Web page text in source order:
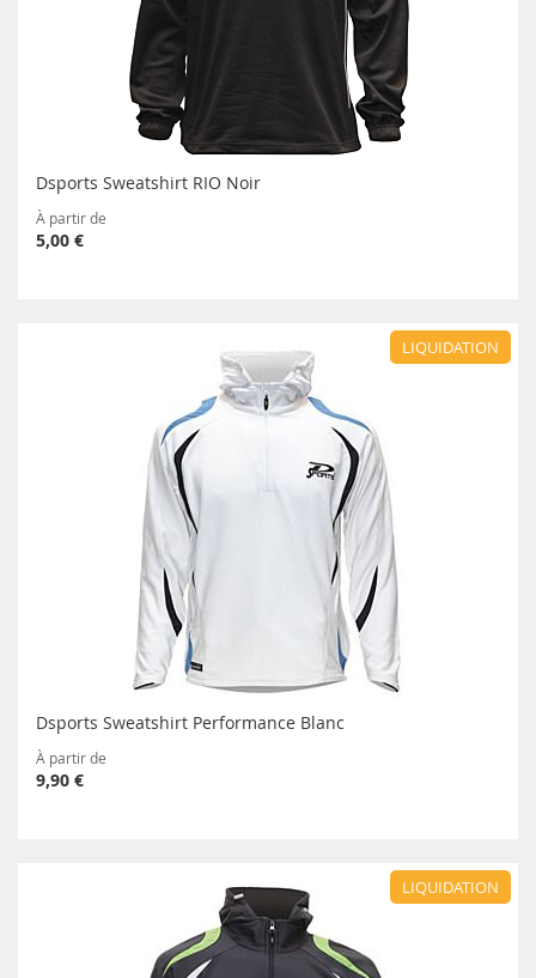
Dsports Sweatshirt RIO Noir
À partir de
5,00 €
LIQUIDATION
Dsports Sweatshirt Performance Blanc
À partir de
9,90 €
LIQUIDATION